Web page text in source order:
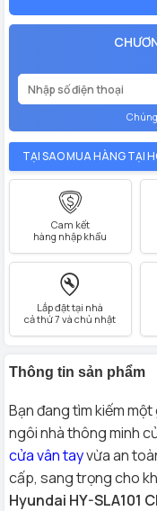
TẠI SAO MUA HÀNG TẠI
Cam kết
hàng nhập khẩu
Lắp đặt tại nhà
cả thứ 7 và chủ nhật
Thông tin sản phẩm
Bạn đang tìm kiếm
ngôi nhà thông minh
cửa vân tayvừa an
cấp, sang trọng cho
Hyundai HY-SLA101